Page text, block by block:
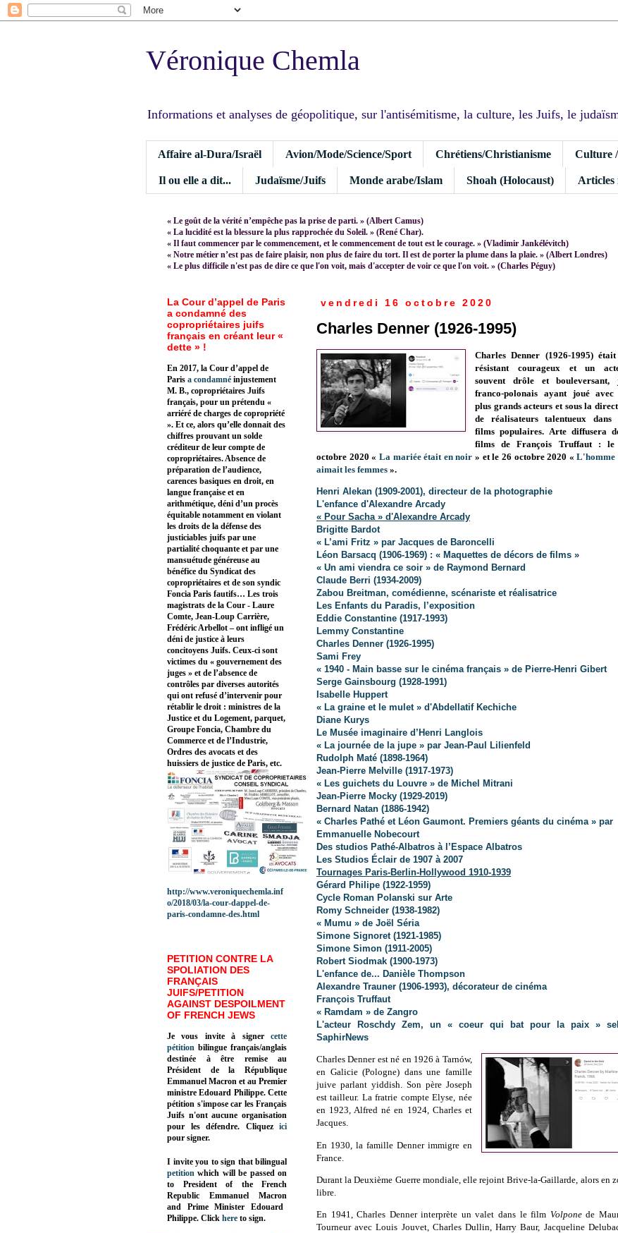
Véronique Chemla
Informations et analyses de géopolitique, sur l'antisémitisme, la culture, les Juifs, le
Affaire al-Dura/Israël Avion/Mode/Science/Sport Chrétiens/Christianisme Culture
Il ou elle a dit... Judaïsme/Juifs Monde arabe/Islam Shoah (Holocaust) Articles
« Le goût de la vérité n’empêche pas la prise de parti. » (Albert Camus)
« La lucidité est la blessure la plus rapprochée du Soleil. » (René Char).
« Il faut commencer par le commencement, et le commencement de tout est le courage. » (Vladimir Jankélévitch)
« Notre métier n’est pas de faire plaisir, non plus de faire du tort. Il est de porter la plume dans la plaie. » (Albert Londres)
« Le plus difficile n'est pas de dire ce que l'on voit, mais d'accepter de voir ce que l'on voit. » (Charles Péguy)
vendredi 16 octobre 2020
Charles Denner (1926-1995)
Charles Denner (1926-1995)
résistant courageux et un
souvent drôle et bouleversant,
franco-polonais ayant joué avec
plus grands acteurs et sous la
de réalisateurs talentueux dans
films populaires. Arte diffusera
films de François Truffaut : le
octobre 2020 « La mariée était en noir » et le 26 octobre 2020 «L'homme
aimait les femmes ».
Henri Alekan (1909-2001), directeur de la photographie
L'enfance d'Alexandre Arcady
« Pour Sacha » d'Alexandre Arcady
Brigitte Bardot
« L’ami Fritz » par Jacques de Baroncelli
Léon Barsacq (1906-1969) : « Maquettes de décors de films »
« Un ami viendra ce soir » de Raymond Bernard
Claude Berri (1934-2009)
Zabou Breitman, comédienne, scénariste et réalisatrice
Les Enfants du Paradis, l’exposition
Eddie Constantine (1917-1993)
Lemmy Constantine
Charles Denner (1926-1995)
Sami Frey
« 1940 - Main basse sur le cinéma français » de Pierre-Henri Gibert
Serge Gainsbourg (1928-1991)
Isabelle Huppert
« La graine et le mulet » d'Abdellatif Kechiche
Diane Kurys
Le Musée imaginaire d’Henri Langlois
« La journée de la jupe » par Jean-Paul Lilienfeld
Rudolph Maté (1898-1964)
Jean-Pierre Melville (1917-1973)
« Les guichets du Louvre » de Michel Mitrani
Jean-Pierre Mocky (1929-2019)
Bernard Natan (1886-1942)
« Charles Pathé et Léon Gaumont. Premiers géants du cinéma » par
Emmanuelle Nobecourt
Des studios Pathé-Albatros à l’Espace Albatros
Les Studios Éclair de 1907 à 2007
Tournages Paris-Berlin-Hollywood 1910-1939
Gérard Philipe (1922-1959)
Cycle Roman Polanski sur Arte
Romy Schneider (1938-1982)
« Mumu » de Joël Séria
Simone Signoret (1921-1985)
Simone Simon (1911-2005)
Robert Siodmak (1900-1973)
L'enfance de... Danièle Thompson
Alexandre Trauner (1906-1993), décorateur de cinéma
François Truffaut
« Ramdam » de Zangro
L'acteur Roschdy Zem, un « coeur qui bat pour la paix »
SaphirNews
Charles Denner est né en 1926 à Tarnów,
en Galicie (Pologne) dans une famille
juive parlant yiddish. Son père Joseph
est tailleur. La fratrie compte Elyse, née
en 1923, Alfred né en 1924, Charles et
Jacques.
En 1930, la famille Denner immigre en
France.
Durant la Deuxième Guerre mondiale, elle rejoint Brive-la-Gaillarde, alors en
libre.
En 1941, Charles Denner interprète un valet dans le film Volponede
Tourneur avec Louis Jouvet, Charles Dullin, Harry Baur, Jacqueline
La Cour d’appel de Paris
a condamné des
copropriétaires juifs
français en créant leur «
dette » !
En 2017, la Cour d’appel de
Paris a condamné injustement
M. B., copropriétaires Juifs
français, pour un prétendu «
arriéré de charges de copropriété
». Et ce, alors qu’elle donnait des
chiffres prouvant un solde
créditeur de leur compte de
copropriétaires. Absence de
préparation de l’audience,
carences basiques en droit, en
langue française et en
arithmétique, déni d’un procès
équitable notamment en violant
les droits de la défense des
justiciables juifs par une
partialité choquante et par une
mansuétude généreuse au
bénéfice du Syndicat des
copropriétaires et de son syndic
Foncia Paris fautifs… Les trois
magistrats de la Cour - Laure
Comte, Jean-Loup Carrière,
Frédéric Arbellot – ont infligé un
déni de justice à leurs
concitoyens Juifs. Ceux-ci sont
victimes du « gouvernement des
juges » et de l’absence de
contrôles par diverses autorités
qui ont refusé d’intervenir pour
rétablir le droit : ministres de la
Justice et du Logement, parquet,
Groupe Foncia, Chambre du
Commerce et de l’Industrie,
Ordres des avocats et des
huissiers de justice de Paris, etc.
http://www.veroniquechemla.inf
o/2018/03/la-cour-dappel-de-
paris-condamne-des.html
PETITION CONTRE LA
SPOLIATION DES
FRANÇAIS
JUIFS/PETITION
AGAINST DESPOILMENT
OF FRENCH JEWS
Je vous invite à signer cette
pétition bilingue français/anglais
destinée à être remise au
Président de la République
Emmanuel Macron et au Premier
ministre Edouard Philippe. Cette
pétition s'impose car les Français
Juifs n'ont aucune organisation
pour les défendre. Cliquez
ici
pour signer.
I invite you to sign that bilingual
petition which will be passed on
to President of the French
Republic Emmanuel Macron
and Prime Minister Edouard
Philippe. Click here to sign.